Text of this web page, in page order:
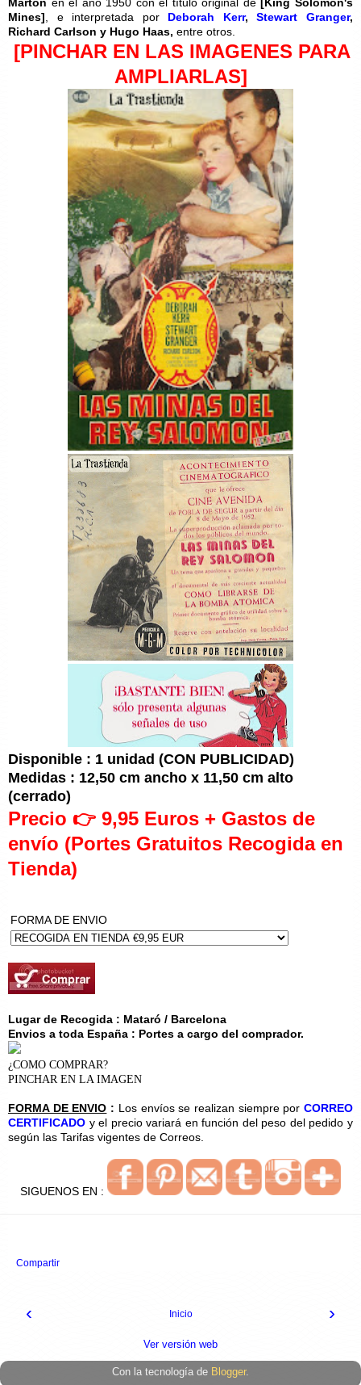
Mines] , e interpretada por Deborah Kerr,Stewart Granger,
Richard Carlson y Hugo Haas, entre otros.
[PINCHAR EN LAS IMAGENES PARA
AMPLIARLAS]
Disponible : 1 unidad (CON PUBLICIDAD)
Medidas : 12,50 cm ancho x 11,50 cm alto
(cerrado)
Precio 👉 9,95 Euros + Gastos de
envío (Portes Gratuitos Recogida en
Tienda)
FORMA DE ENVIO
Lugar de Recogida : Mataró / Barcelona
Envios a toda España : Portes a cargo del comprador.
¿COMO COMPRAR?
PINCHAR EN LA IMAGEN
FORMA DE ENVIO : Los envíos se realizan siempre porCORREO
CERTIFICADO y el precio variará en función del peso del pedido y
según las Tarifas vigentes de Correos.
SIGUENOS EN :
Compartir
‹ ›
Inicio
Ver versión web
Con la tecnología de Blogger.